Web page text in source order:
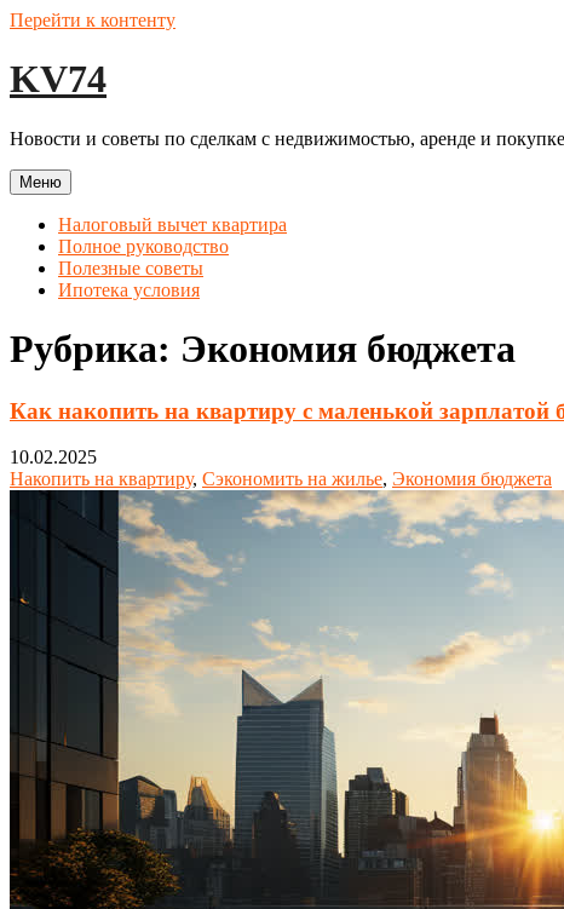
Перейти к контенту
KV74
Новости и советы по сделкам с недвижимостью, аренде и
Меню
Налоговый вычет квартира
Полное руководство
Полезные советы
Ипотека условия
Рубрика: Экономия бюджета
Как накопить на квартиру с маленькой зарплатой
10.02.2025
Накопить на квартиру, Сэкономить на жилье, Экономия бюджета